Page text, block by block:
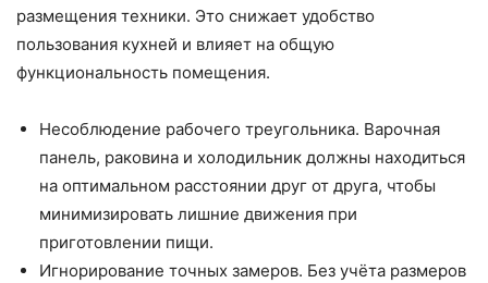
размещения техники. Это снижает удобство
пользования кухней и влияет на общую
функциональность помещения.
Несоблюдение рабочего треугольника. Варочная
панель, раковина и холодильник должны находиться
на оптимальном расстоянии друг от друга, чтобы
минимизировать лишние движения при
приготовлении пищи.
Игнорирование точных замеров. Без учёта размеров